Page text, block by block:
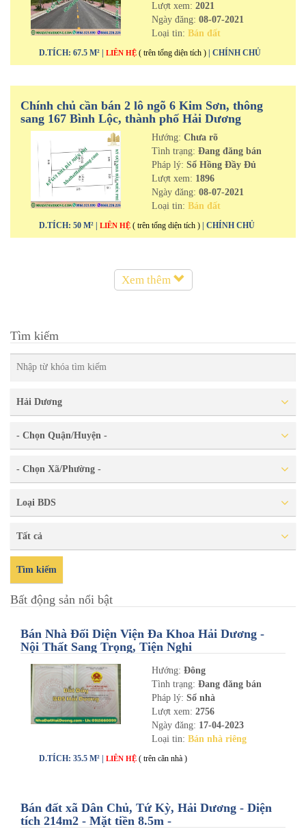
Lượt xem: 2021
Ngày đăng: 08-07-2021
Loại tin: Bán đất
D.TÍCH: 67.5 M² | LIÊN HỆ ( trên tổng diện tích ) | CHÍNH CHỦ
Chính chủ cần bán 2 lô ngõ 6 Kim Sơn, thông
sang 167 Bình Lộc, thành phố Hải Dương
Hướng: Chưa rõ
Tình trạng: Đang đăng bán
Pháp lý: Sổ Hồng Đầy Đủ
Lượt xem: 1896
Ngày đăng: 08-07-2021
Loại tin: Bán đất
D.TÍCH: 50 M² | LIÊN HỆ ( trên tổng diện tích ) | CHÍNH CHỦ
Xem thêm
Tìm kiếm
Hải Dương
- Chọn Quận/Huyện -
- Chọn Xã/Phường -
Loại BDS
Tất cả
Tìm kiếm
Bất động sản nổi bật
Bán Nhà Đối Diện Viện Đa Khoa Hải Dương -
Nội Thất Sang Trọng, Tiện Nghi
Hướng: Đông
Tình trạng: Đang đăng bán
Pháp lý: Sổ nhà
Lượt xem: 2756
Ngày đăng: 17-04-2023
Loại tin: Bán nhà riêng
D.TÍCH: 35.5 M² | LIÊN HỆ ( trên căn nhà )
Bán đất xã Dân Chủ, Tứ Kỳ, Hải Dương - Diện
tích 214m2 - Mặt tiền 8.5m -